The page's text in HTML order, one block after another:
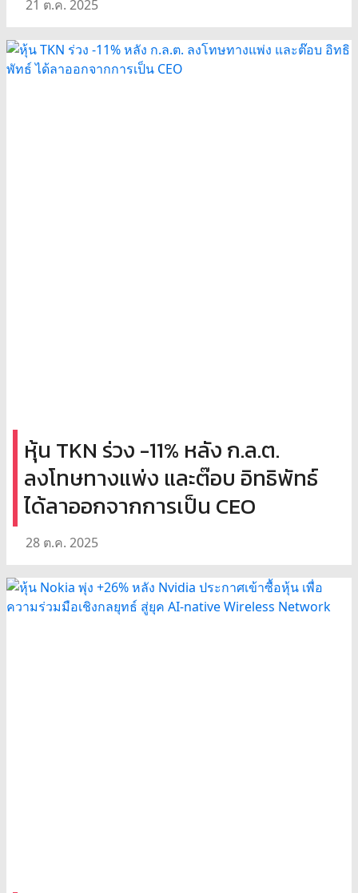
21 ต.ค. 2025
หุ้น TKN ร่วง -11% หลัง ก.ล.ต.
ลงโทษทางแพ่ง และต๊อบ อิทธิพัทธ์
ได้ลาออกจากการเป็น CEO
28 ต.ค. 2025